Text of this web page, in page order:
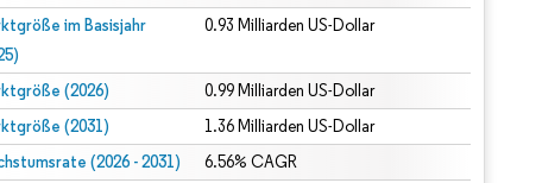
im Basisjahr
0.93 Milliarden US-Dollar
(2026) 0.99 Milliarden US-Dollar
(2031) 1.36 Milliarden US-Dollar
(2026 - 2031) 6.56% CAGR
Namensnennung gemäß CC BY 4.0.